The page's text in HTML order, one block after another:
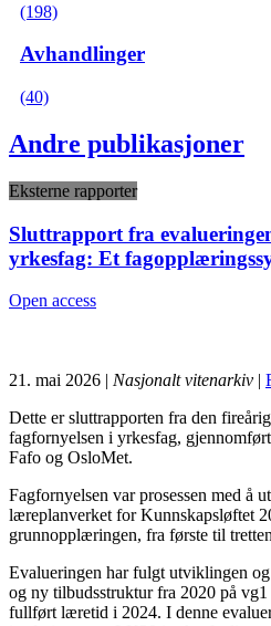
(198)
Avhandlinger
(40)
Andre publikasjoner
Eksterne rapporter
Sluttrapport fra
yrkesfag: Et
Open access
21. mai 2026 | Nasjonalt vitenarkiv |
Dette er sluttrapporten fra den
fagfornyelsen i yrkesfag,
Fafo og OsloMet.
Fagfornyelsen var prosessen med å
læreplanverket for Kunnskapsløftet
grunnopplæringen, fra første til
Evalueringen har fulgt utviklingen
og ny tilbudsstruktur fra 2020 på
fullført læretid i 2024. I denne